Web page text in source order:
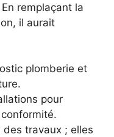
remplaçant la
il aurait
plomberie et
pour
travaux ; elles